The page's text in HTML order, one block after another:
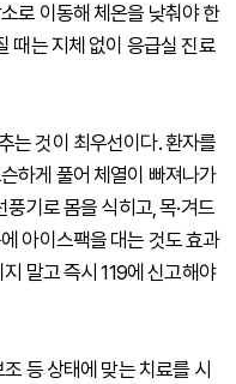
로 이동해 체온을 낮춰야 한
때는 지체 없이 응급실 진료
는 것이 최우선이다. 환자를
하게 풀어 체열이 빠져나가
기로 몸을 식히고, 목·겨드
아이스팩을 대는 것도 효과
말고 즉시 119에 신고해야
등 상태에 맞는 치료를 시